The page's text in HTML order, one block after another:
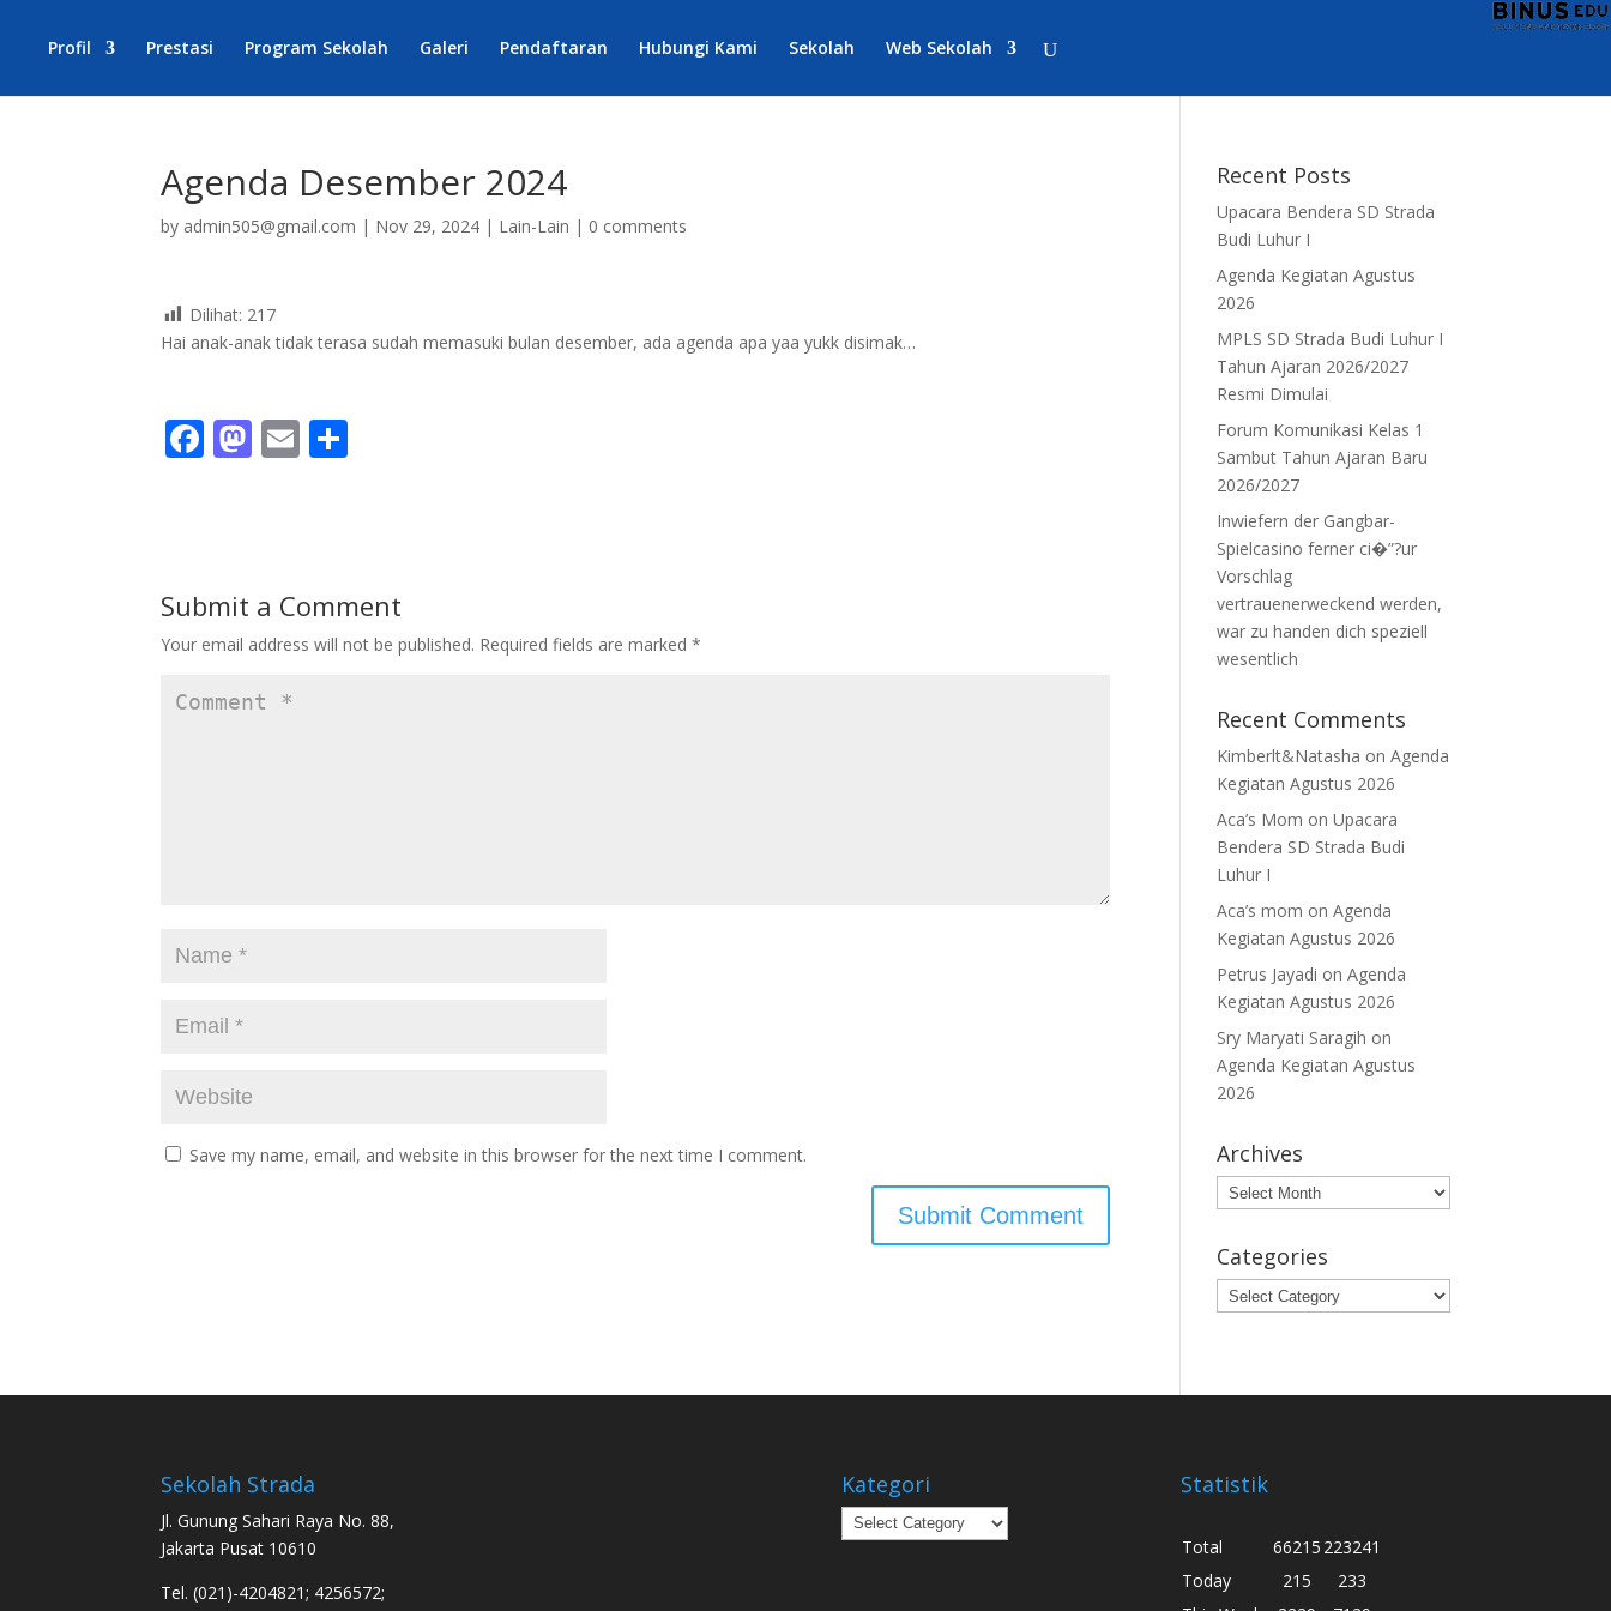
Profil Prestasi Program Sekolah Galeri Pendaftaran Hubungi Kami Sekolah Web Sekolah
Agenda Desember 2024
by admin505@gmail.com | Nov 29, 2024 | Lain-Lain | 0 comments
Dilihat: 217
Hai anak-anak tidak terasa sudah memasuki bulan desember, ada agenda apa yaa yukk disimak…
F
o
o
k
M
o
n
E
Submit a Comment
Your email address will not be published. Required fields are marked*
Save my name, email, and website in this browser for the next time I comment.
Recent Posts
Upacara Bendera SD Strada
Budi Luhur I
Agenda Kegiatan Agustus
2026
MPLS SD Strada Budi Luhur I
Tahun Ajaran 2026/2027
Resmi Dimulai
Forum Komunikasi Kelas 1
Sambut Tahun Ajaran Baru
2026/2027
Inwiefern der Gangbar-
Spielcasino ferner ci�”?ur
Vorschlag
vertrauenerweckend werden,
war zu handen dich speziell
wesentlich
Recent Comments
Kimberlt&Natasha onAgenda
Kegiatan Agustus 2026
Aca’s Mom onUpacara
Bendera SD Strada Budi
Luhur I
Aca’s mom onAgenda
Kegiatan Agustus 2026
Petrus Jayadi onAgenda
Kegiatan Agustus 2026
Sry Maryati Saragih on
Agenda Kegiatan Agustus
2026
Archives
Archives
Categories
Categories
Sekolah Strada
Jl. Gunung Sahari Raya No. 88,
Jakarta Pusat 10610
Tel. (021)-4204821; 4256572;
Kategori
Kategori
Statistik
Total 66215 223241
Today
215
233